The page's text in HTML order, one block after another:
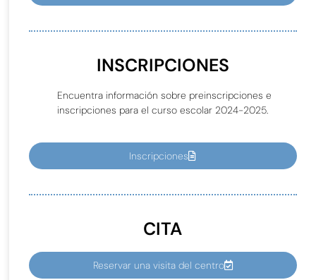
INSCRIPCIONES
Encuentra información sobre preinscripciones e
inscripciones para el curso escolar 2024-2025.
Inscripciones
CITA
Reservar una visita del centro